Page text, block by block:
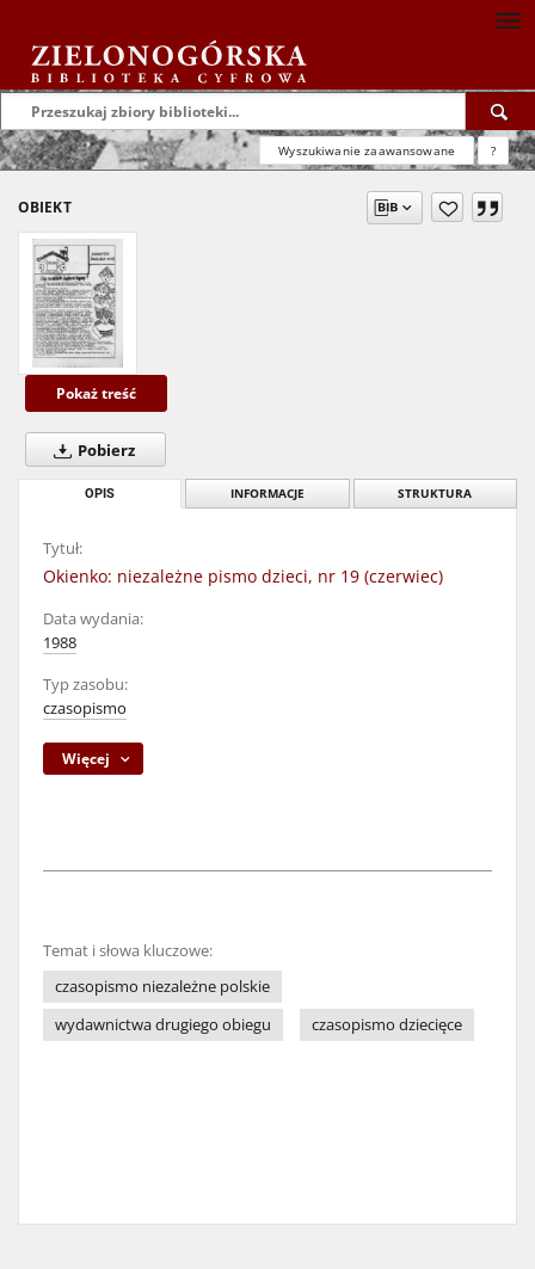
Wyszukiwanie zaawansowane ?
OBIEKT
Pokaż treść
Pobierz
OPIS INFORMACJE STRUKTURA
Tytuł:
Okienko: niezależne pismo dzieci, nr 19 (czerwiec)
Data wydania:
1988
Typ zasobu:
czasopismo
Więcej
Temat i słowa kluczowe:
czasopismo niezależne polskie
wydawnictwa drugiego obiegu
czasopismo dziecięce